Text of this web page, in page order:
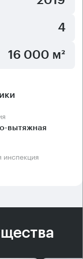
4
16 000 м²
вытяжная
инспекция